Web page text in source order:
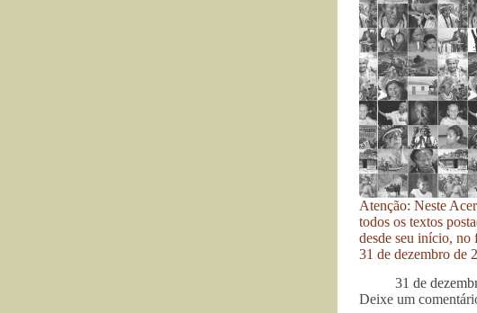
Atenção: Neste
todos os textos
desde seu início, no
31 de dezembro de
31 de
Deixe um